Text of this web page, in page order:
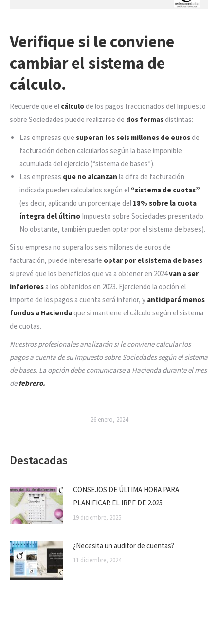
Verifique si le conviene
cambiar el sistema de
cálculo.
Recuerde que el cálculo de los pagos fraccionados del Impuesto
sobre Sociedades puede realizarse de dos formas distintas:
Las empresas que superan los seis millones de euros de
facturación deben calcularlos según la base imponible
acumulada del ejercicio (“sistema de bases”).
Las empresas que no alcanzan la cifra de facturación
indicada pueden calcularlos según el “sistema de cuotas”
(es decir, aplicando un porcentaje del 18% sobre la cuota
íntegra del último Impuesto sobre Sociedades presentado.
No obstante, también pueden optar por el sistema de bases).
Si su empresa no supera los seis millones de euros de
facturación, puede interesarle optar por el sistema de bases
si prevé que los beneficios que va a obtener en 2024van a ser
inferiores a los obtenidos en 2023. Ejerciendo la opción el
importe de los pagos a cuenta será inferior, y anticipará menos
fondos a Hacienda que si mantiene el cálculo según el sistema
de cuotas.
Nuestros profesionales analizarán si le conviene calcular los
pagos a cuenta de su Impuesto sobre Sociedades según el sistema
de bases. La opción debe comunicarse a Hacienda durante el mes
defebrero.
26 enero, 2024
Destacadas
CONSEJOS DE ÚLTIMA HORA PARA
PLANIFICAR EL IRPF DE 2.025
19 diciembre, 2025
¿Necesita un auditor de cuentas?
11 diciembre, 2024